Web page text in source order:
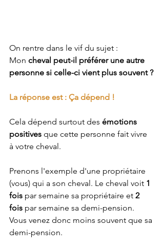
On rentre dans le vif du sujet :
Mon cheval peut-il préférer une autre
personne si celle-ci vient plus souvent ?
La réponse est : Ça dépend !
Cela dépend surtout des émotions
positives que cette personne fait vivre
à votre cheval.
Prenons l'exemple d'une propriétaire
(vous) qui a son cheval. Le cheval voit 1
fois par semaine sa propriétaire et 2
fois par semaine sa demi-pension.
Vous venez donc moins souvent que sa
demi-pension.